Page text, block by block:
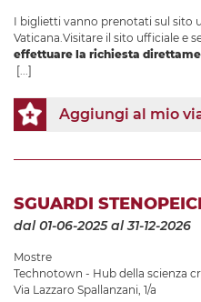
I biglietti vanno prenotati sul sito
Vaticana.Visitare il sito ufficiale e
effettuare la richiesta
[...]
Aggiungi al mio
SGUARDI
dal 01-06-2025al 31-12-2026
Mostre
Technotown - Hub della scienza
Via Lazzaro Spallanzani, 1/a